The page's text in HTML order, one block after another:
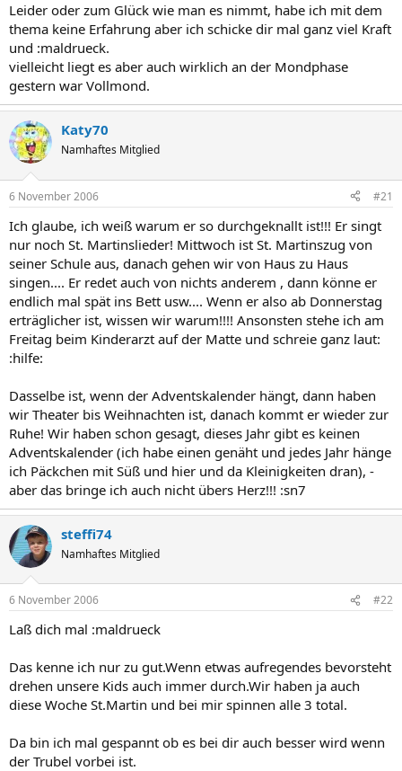
Leider oder zum Glück wie man es nimmt, habe ich mit dem
thema keine Erfahrung aber ich schicke dir mal ganz viel Kraft
und :maldrueck.
vielleicht liegt es aber auch wirklich an der Mondphase
gestern war Vollmond.
Katy70
Namhaftes Mitglied
6 November 2006 #21
Ich glaube, ich weiß warum er so durchgeknallt ist!!! Er singt
nur noch St. Martinslieder! Mittwoch ist St. Martinszug von
seiner Schule aus, danach gehen wir von Haus zu Haus
singen.... Er redet auch von nichts anderem , dann könne er
endlich mal spät ins Bett usw.... Wenn er also ab Donnerstag
erträglicher ist, wissen wir warum!!!! Ansonsten stehe ich am
Freitag beim Kinderarzt auf der Matte und schreie ganz laut:
:hilfe:
Dasselbe ist, wenn der Adventskalender hängt, dann haben
wir Theater bis Weihnachten ist, danach kommt er wieder zur
Ruhe! Wir haben schon gesagt, dieses Jahr gibt es keinen
Adventskalender (ich habe einen genäht und jedes Jahr hänge
ich Päckchen mit Süß und hier und da Kleinigkeiten dran), -
aber das bringe ich auch nicht übers Herz!!! :sn7
steffi74
Namhaftes Mitglied
6 November 2006 #22
Laß dich mal :maldrueck
Das kenne ich nur zu gut.Wenn etwas aufregendes bevorsteht
drehen unsere Kids auch immer durch.Wir haben ja auch
diese Woche St.Martin und bei mir spinnen alle 3 total.
Da bin ich mal gespannt ob es bei dir auch besser wird wenn
der Trubel vorbei ist.